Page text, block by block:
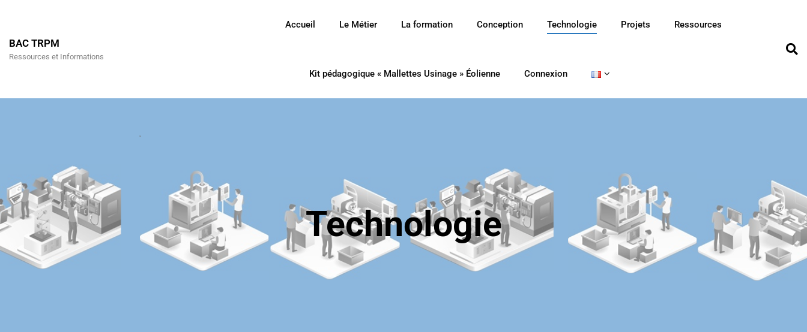
BAC TRPM
Ressources et Informations
Accueil Le Métier La formation Conception Technologie Projets Ressources
Kit pédagogique « Mallettes Usinage » Éolienne Connexion
Technologie